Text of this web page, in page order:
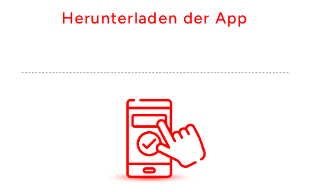
Herunterladen der App